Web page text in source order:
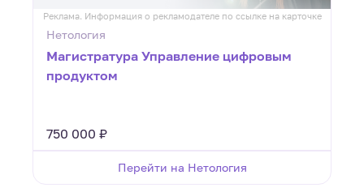
Реклама. Информация о рекламодателе по ссылке на карточке
Нетология
Магистратура Управление цифровым
продуктом
750 000 ₽
Перейти на Нетология